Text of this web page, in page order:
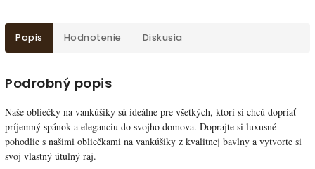
Popis Hodnotenie Diskusia
Podrobný popis
Naše obliečky na vankúšiky sú ideálne pre všetkých, ktorí si chcú dopriať
príjemný spánok a eleganciu do svojho domova. Doprajte si luxusné
pohodlie s našimi obliečkami na vankúšiky z kvalitnej bavlny a vytvorte si
svoj vlastný útulný raj.